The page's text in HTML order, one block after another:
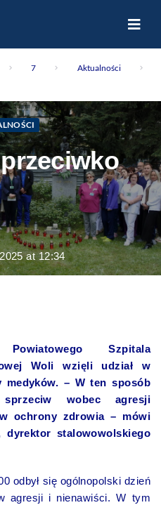
7
Aktualności
at 12:34
Szpitala
Woli wzięli udział w
medyków. – W ten sposób
wobec agresji
ochrony zdrowia – mówi
dyrektor stalowowolskiego
odbył się ogólnopolski dzień
agresji i nienawiści. W tym